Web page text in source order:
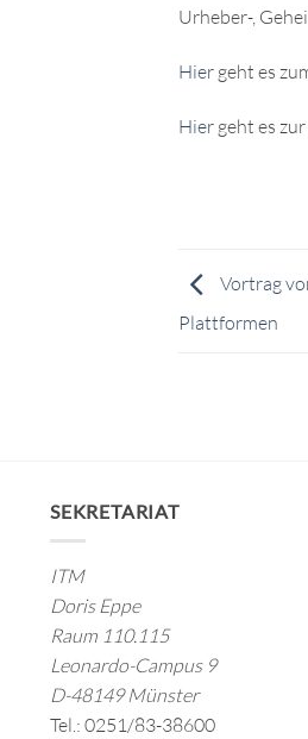
Urheber-,
Hiergeht es
Hiergeht es
Vortrag
Plattformen
SEKRETARIAT
ITM
Doris Eppe
Raum 110.115
Leonardo-Campus 9
D-48149 Münster
Tel.: 0251/83-38600